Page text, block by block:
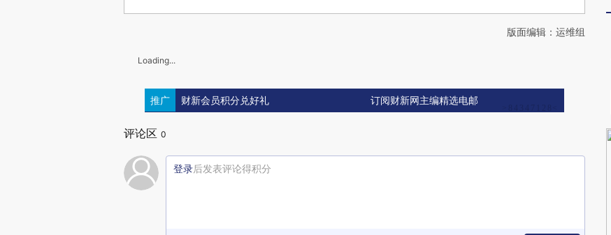
版面编辑：运维组
Loading...
推广 财新会员积分兑好礼 订阅财新网主编精选电邮
评论区 0
登录后发表评论得积分